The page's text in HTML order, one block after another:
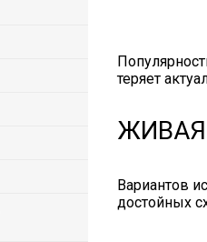
теряет
Вариантов
достойных